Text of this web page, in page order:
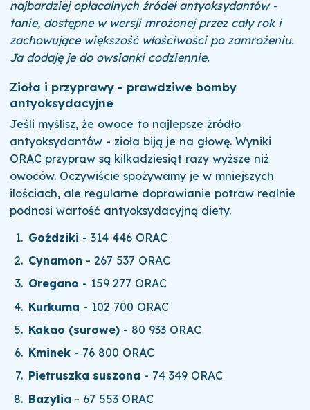
najbardziej opłacalnych źródeł antyoksydantów -
tanie, dostępne w wersji mrożonej przez cały rok i
zachowujące większość właściwości po zamrożeniu.
Ja dodaję je do owsianki codziennie.
Zioła i przyprawy - prawdziwe bomby
antyoksydacyjne
Jeśli myślisz, że owoce to najlepsze źródło
antyoksydantów - zioła biją je na głowę. Wyniki
ORAC przypraw są kilkadziesiąt razy wyższe niż
owoców. Oczywiście spożywamy je w mniejszych
ilościach, ale regularne doprawianie potraw realnie
podnosi wartość antyoksydacyjną diety.
Goździki - 314 446 ORAC
Cynamon - 267 537 ORAC
Oregano - 159 277 ORAC
Kurkuma - 102 700 ORAC
Kakao (surowe) - 80 933 ORAC
Kminek - 76 800 ORAC
Pietruszka suszona - 74 349 ORAC
Bazylia - 67 553 ORAC